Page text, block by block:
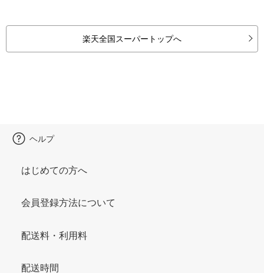
楽天全国スーパートップへ
ヘルプ
はじめての方へ
会員登録方法について
配送料・利用料
配送時間